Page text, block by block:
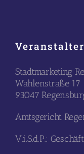
Stadtmarketing
Wahlenstraße 17
93047
Amtsgericht
V.i.S.d.P.: